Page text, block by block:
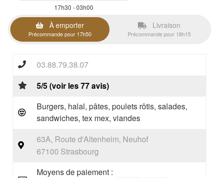
17h30 - 03h00
À emporter
Précommande pour 17h50
Livraison
Précommande pour 18h15
03.88.79.38.07
5/5 (voir les 77 avis)
Burgers, halal, pâtes, poulets rôtis, salades,
sandwiches, tex mex, viandes
63A, Route d'Altenheim, Neuhof
67100 Strasbourg
Moyens de paiement :